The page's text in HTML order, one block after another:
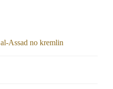
Assad no kremlin